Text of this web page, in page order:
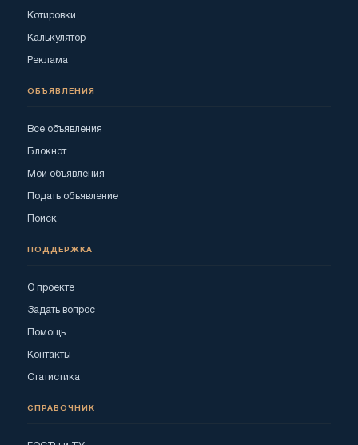
Котировки
Калькулятор
Реклама
ОБЪЯВЛЕНИЯ
Все объявления
Блокнот
Мои объявления
Подать объявление
Поиск
ПОДДЕРЖКА
О проекте
Задать вопрос
Помощь
Контакты
Статистика
СПРАВОЧНИК